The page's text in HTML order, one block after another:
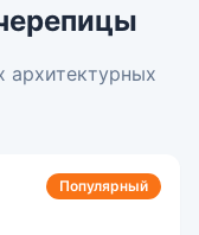
архитектурных
Популярный